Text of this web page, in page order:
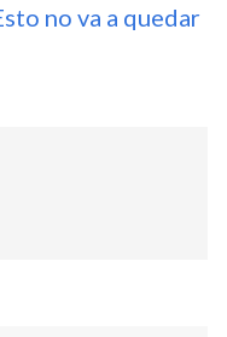
no va a quedar